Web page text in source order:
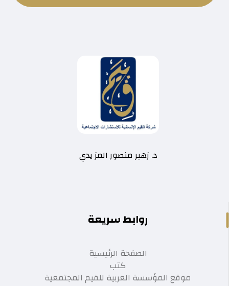
د. زهير منصور المز يدي
روابط سريعة
الصفحة الرئيسية
كتب
موقع المؤسسة العربية للقيم المجتمعية